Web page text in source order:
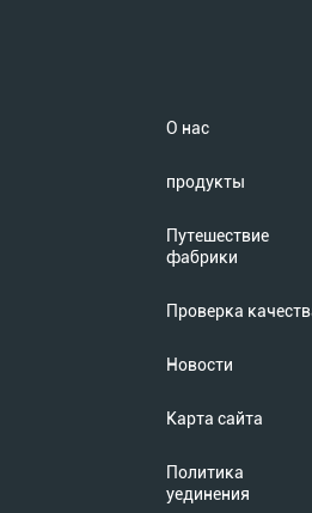
О нас
продукты
Путешествие
фабрики
Проверка
Новости
Карта сайта
Политика
уединения